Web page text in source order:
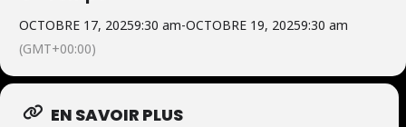
Une belle alliance entrepassion, précision et esprit d’équipe
OCTOBRE 17, 20259:30 am-OCTOBRE 19, 20259:30 am
(GMT+00:00)
EN SAVOIR PLUS